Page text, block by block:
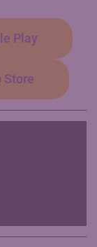
Play
Store